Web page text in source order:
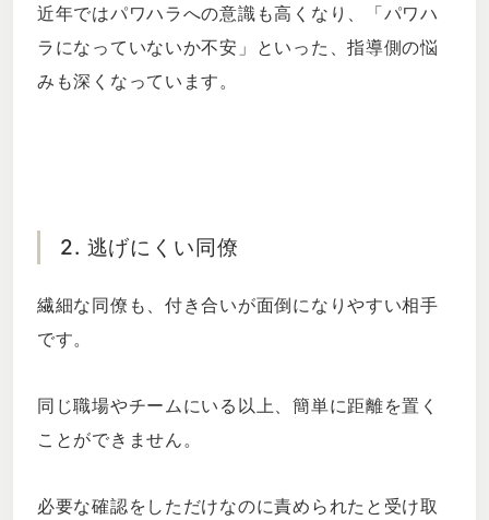
近年ではパワハラへの意識も高くなり、「パワハ
ラになっていないか不安」といった、指導側の悩
みも深くなっています。
2. 逃げにくい同僚
繊細な同僚も、付き合いが面倒になりやすい相手
です。
同じ職場やチームにいる以上、簡単に距離を置く
ことができません。
必要な確認をしただけなのに責められたと受け取